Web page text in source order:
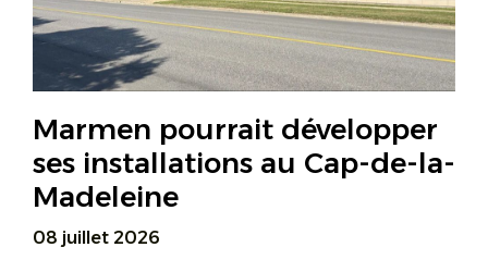
Marmen pourrait développer
ses installations au Cap-de-la-
Madeleine
08 juillet 2026